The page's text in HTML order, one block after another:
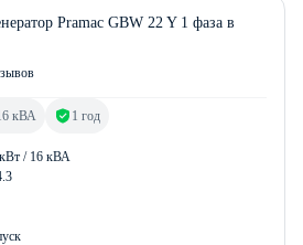
Pramac GBW 22 Y 1 фаза в
/ 16 кВА
кВА 1 год